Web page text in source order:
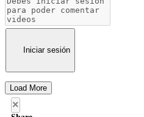
Iniciar sesión
Load More
×